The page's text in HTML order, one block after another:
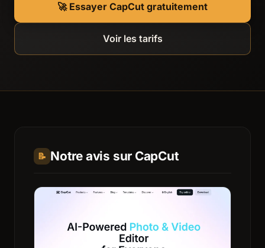
🚀 Essayer CapCut gratuitement
Voir les tarifs
📝 Notre avis sur CapCut